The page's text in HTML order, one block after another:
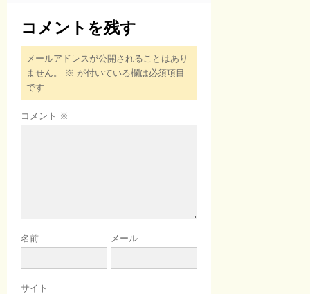
コメントを残す
メールアドレスが公開されることはあり
ません。
※ が付いている欄は必須項目
です
コメント ※
名前 メール
サイト